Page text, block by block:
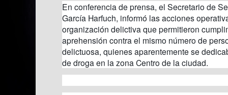
En conferencia de prensa, el Secretario de
García Harfuch, informó las acciones
organización delictiva que permitieron
aprehensión contra el mismo número de
delictuosa, quienes aparentemente se
de droga en la zona Centro de la ciudad.